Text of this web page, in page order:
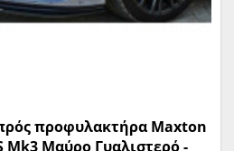
προφυλακτήρα Maxton
Mk3 Μαύρο Γυαλιστερό -